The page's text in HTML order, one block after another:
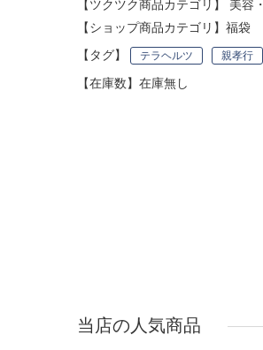
【ツクツク商品カテゴリ】 美容
【ショップ商品カテゴリ】 福袋
【タグ】
テラヘルツ 親孝行
【在庫数】在庫無し
当店の人気商品